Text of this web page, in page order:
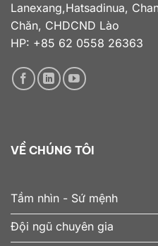
Lanexang,Hatsadinua,
Chăn, CHDCND Lào
HP: +85 62 0558 26363
VỀ CHÚNG TÔI
Tầm nhìn - Sứ mệnh
Đội ngũ chuyên gia